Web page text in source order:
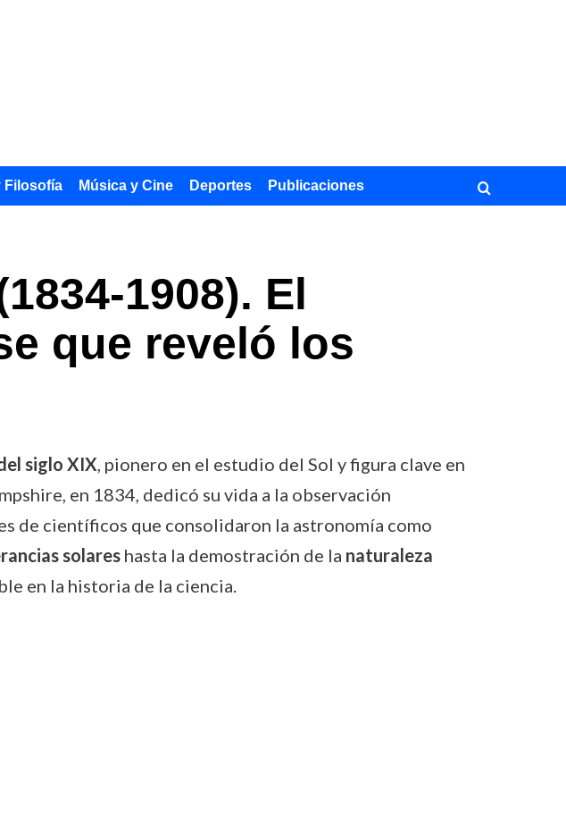
Filosofía Música y Cine Deportes Publicaciones
1908). El
que reveló los
siglo XIX, pionero en el estudio del Sol y figura clave en
en 1834, dedicó su vida a la observación
de científicos que consolidaron la astronomía como
solareshasta la demostración de la naturaleza
en la historia de la ciencia.